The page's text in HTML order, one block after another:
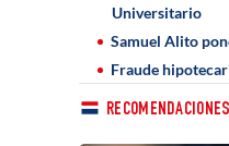
Universitario
Samuel Alito
Fraude
RECOMENDACIONES